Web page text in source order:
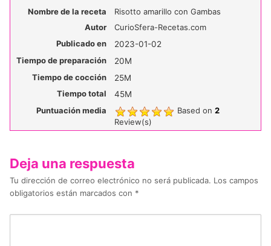
Nombre de la receta
Risotto amarillo con Gambas
Autor
CurioSfera-Recetas.com
Publicado en
2023-01-02
Tiempo de preparación
20M
Tiempo de cocción
25M
Tiempo total
45M
Puntuación media
Based on2
Review(s)
Deja una respuesta
Tu dirección de correo electrónico no será publicada. Los campos
obligatorios están marcados con *